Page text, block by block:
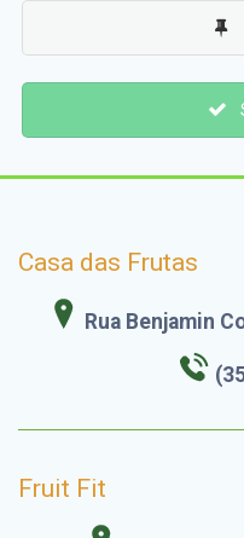
Casa das Frutas
Rua Benjamin
Fruit Fit